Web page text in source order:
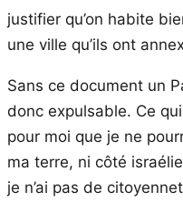
justifier qu’on habite
une ville qu’ils ont
Sans ce document un
donc expulsable. Ce
pour moi que je ne
ma terre, ni côté
je n’ai pas de